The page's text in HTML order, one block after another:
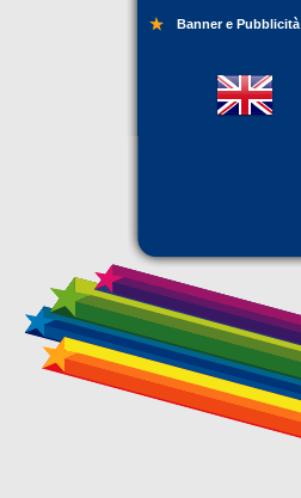
Banner e Pubblicità